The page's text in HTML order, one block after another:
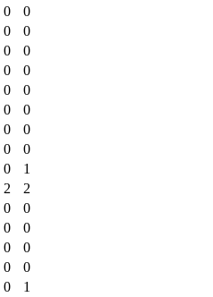
0
0
0
0
0
0
0
0
0
0
0
0
0
0
0
0
0
1
2
2
0
0
0
0
0
0
0
0
0
1